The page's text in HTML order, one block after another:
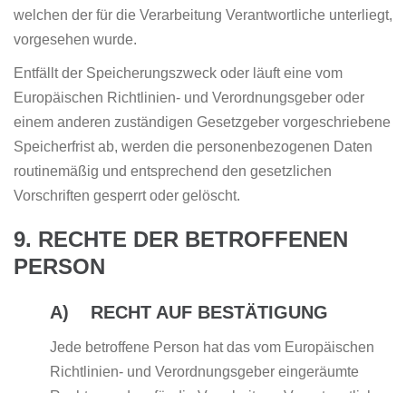
welchen der für die Verarbeitung Verantwortliche unterliegt,
vorgesehen wurde.
Entfällt der Speicherungszweck oder läuft eine vom
Europäischen Richtlinien- und Verordnungsgeber oder
einem anderen zuständigen Gesetzgeber vorgeschriebene
Speicherfrist ab, werden die personenbezogenen Daten
routinemäßig und entsprechend den gesetzlichen
Vorschriften gesperrt oder gelöscht.
9. RECHTE DER BETROFFENEN
PERSON
A) RECHT AUF BESTÄTIGUNG
Jede betroffene Person hat das vom Europäischen
Richtlinien- und Verordnungsgeber eingeräumte